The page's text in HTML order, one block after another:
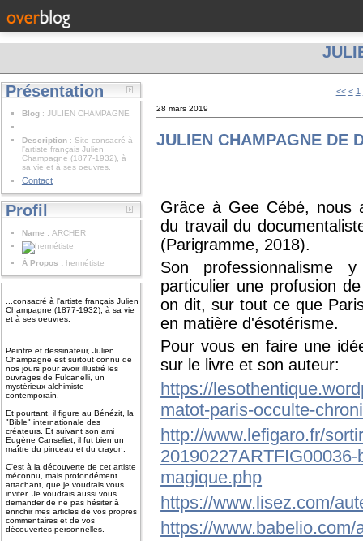
Présentation
Blog : JULIEN CHAMPAGNE
Description : Site consacré à
l'artiste français Julien
Champagne (1877-1932), à
sa vie et à ses oeuvres.
Contact
Profil
Name : ARCHER
À Propos : hermétiste
...consacré à l'artiste français Julien
Champagne (1877-1932), à sa vie
et à ses oeuvres.
Peintre et dessinateur, Julien
Champagne est surtout connu de
nos jours pour avoir illustré les
ouvrages de Fulcanelli, un
mystérieux alchimiste
contemporain.
Et pourtant, il figure au Bénézit, la
"Bible" internationale des
créateurs. Et suivant son ami
Eugène Canseliet, il fut bien un
maître du pinceau et du crayon.
C'est à la découverte de cet artiste
méconnu, mais profondément
attachant, que je voudrais vous
inviter. Je voudrais aussi vous
demander de ne pas hésiter à
enrichir mes articles de vos propres
commentaires et de vos
découvertes personnelles.
<< < 1
28 mars 2019
JULIEN CHAMPAGNE DE
Grâce à Gee Cébé, nous
du travail du
(Parigramme, 2018).
Son professionnalisme
particulier une profusion
on dit, sur tout ce que
en matière d'ésotérisme.
Pour vous en faire une
sur le livre et son auteur:
https://
matot-paris-occulte-
http://www.lefigaro.fr/
magique.php
https://www.lisez.com/
https://